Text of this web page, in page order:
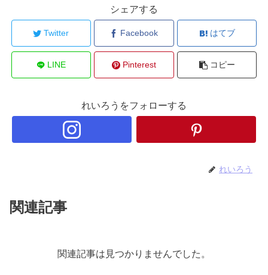
シェアする
Twitter Facebook はてブ
LINE Pinterest コピー
れいろうをフォローする
れいろう
関連記事
関連記事は見つかりませんでした。